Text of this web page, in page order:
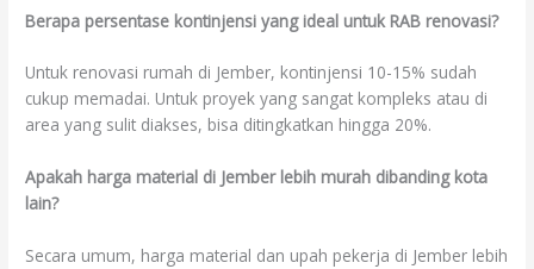
Berapa persentase kontinjensi yang ideal untuk RAB renovasi?
Untuk renovasi rumah di Jember, kontinjensi 10-15% sudah
cukup memadai. Untuk proyek yang sangat kompleks atau di
area yang sulit diakses, bisa ditingkatkan hingga 20%.
Apakah harga material di Jember lebih murah dibanding kota
lain?
Secara umum, harga material dan upah pekerja di Jember lebih